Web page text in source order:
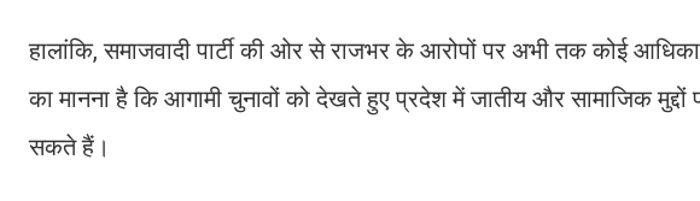
हालांकि, समाजवादी पार्टी की ओर से राजभर के आरोपों पर अभी तक कोई
का मानना है कि आगामी चुनावों को देखते हुए प्रदेश में जातीय और सामाजिक
सकते हैं।